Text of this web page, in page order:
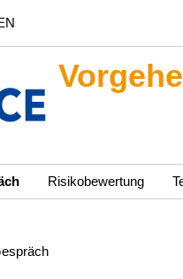
Risikobewertung